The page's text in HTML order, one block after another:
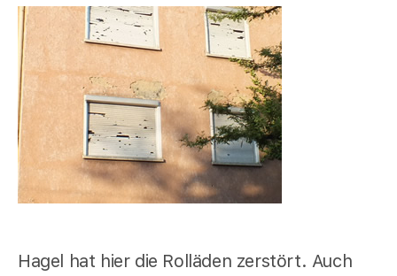
Hagel hat hier die Rolläden zerstört. Auch